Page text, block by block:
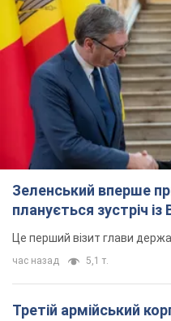
Зеленський вперше
планується зустріч із
Це перший візит глави
час назад 5,1 т.
Третій армійський